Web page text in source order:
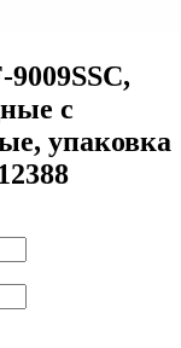
с
упаковка